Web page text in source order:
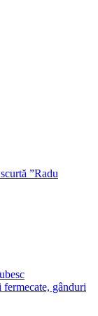
”Radu
fermecate, gânduri